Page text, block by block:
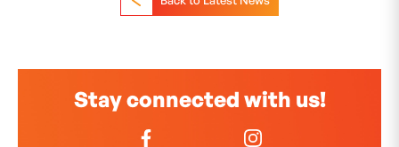
Stay connected with us!